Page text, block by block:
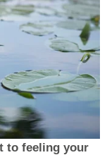
to feeling your